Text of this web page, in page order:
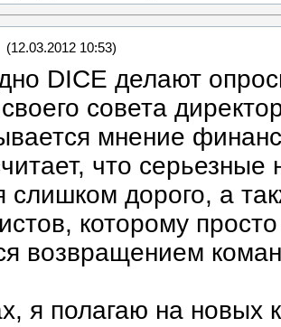
(12.03.2012 10:53)
DICE делают
совета
мнение
что серьезные
слишком дорого, а
которому
возвращением
я полагаю на новых